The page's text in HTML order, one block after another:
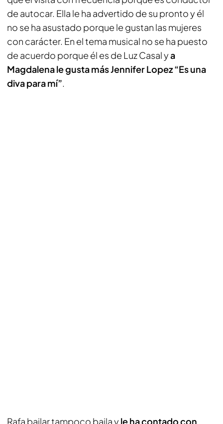
de autocar. Ella le ha advertido de su pronto y él
no se ha asustado porque le gustan las mujeres
con carácter. En el tema musical no se ha puesto
de acuerdo porque él es de Luz Casal ya
Magdalena le gusta más Jennifer Lopez “Es una
diva para mí”.
Rafa bailar tampoco baila y le ha contado con